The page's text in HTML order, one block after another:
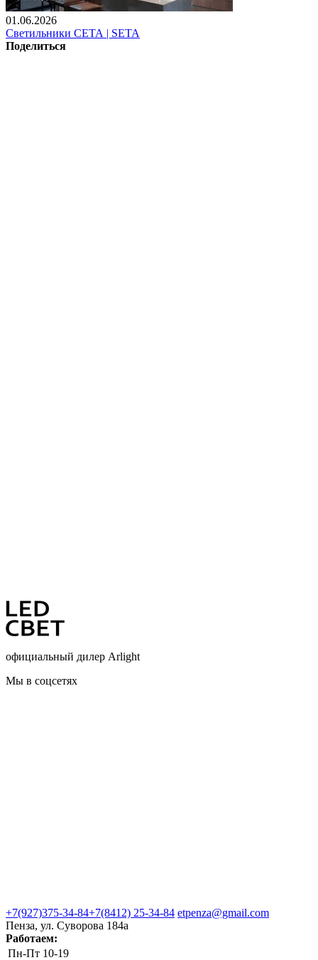
01.06.2026
Светильники СЕТА | SETA
Поделиться
официальный дилер Arlight
Мы в соцсетях
+7(927)375-34-84+7(8412) 25-34-84 etpenza@gmail.com
Пенза, ул. Cуворова 184а
Работаем:
Пн-Пт 10-19